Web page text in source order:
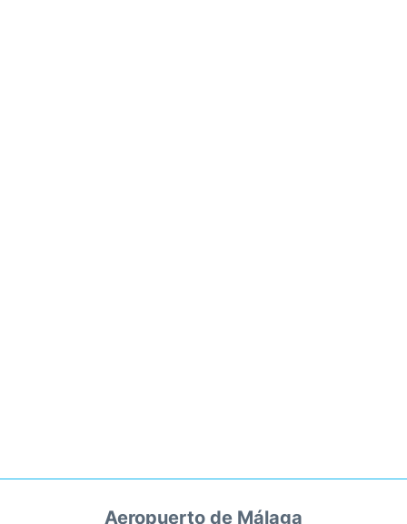
Aeropuerto de Málaga